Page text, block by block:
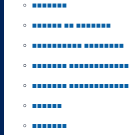
■■■■■■■
■■■■■■ ■■ ■■■■■■■
■■■■■■■■■■ ■■■■■■■■
■■■■■■■ ■■■■■■■■■■■■
■■■■■■■ ■■■■■■■■■■■■
■■■■■■
■■■■■■■